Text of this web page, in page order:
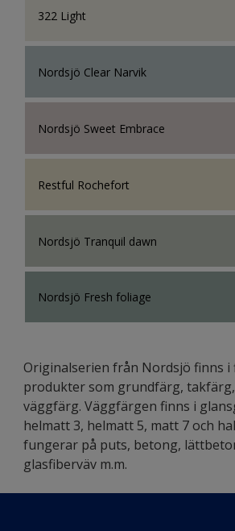
322 Light
Nordsjö Clear Narvik
Nordsjö Sweet Embrace
Restful Rochefort
Nordsjö Tranquil dawn
Nordsjö Fresh foliage
Originalserien från Nordsjö finns i
produkter som grundfärg,
väggfärg. Väggfärgen finns i
helmatt 3, helmatt 5, matt 7 och
fungerar på puts, betong,
glasfiberväv m.m.